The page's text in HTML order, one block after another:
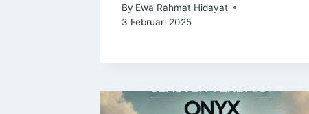
By Ewa Rahmat Hidayat
3 Februari 2025